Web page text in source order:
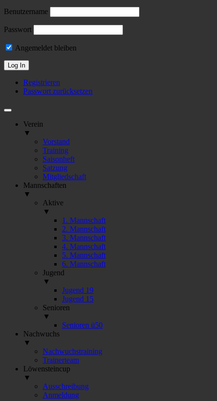
Benutzername
Passwort
Angemeldet bleiben
Registrieren
Passwort zurücksetzen
Verein
▼
Vorstand
Training
Saisonheft
Satzung
Mitgliedschaft
Mannschaften
▼
Aktive
▼
1. Mannschaft
2. Mannschaft
3. Mannschaft
4. Mannschaft
5. Mannschaft
6. Mannschaft
Jugend
▼
Jugend 19
Jugend 15
Senioren
▼
Senioren ü50
Nachwuchs
▼
Nachwuchstraining
Trainerteam
Löwensteincup
▼
Ausschreibung
Anmeldung